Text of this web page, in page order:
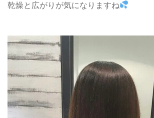
乾燥と広がりが気になりますね